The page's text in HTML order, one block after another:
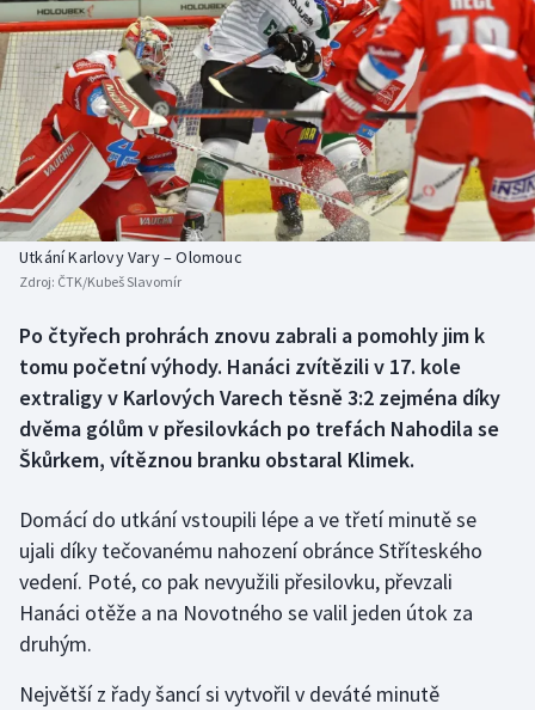
Americký fotbal
Baseball a softbal
Basketbal
Biatlon
Boby a skeleton
Box
Curling
Dostihy
Futsal
Golf
NEPŘEHLÉDNĚTE
Soutěže
Historické návraty
Aplikace ČT sport
AZ kvíz
Utkání Karlovy Vary – Olomouc
Zdroj: ČTK/Kubeš Slavomír
Po čtyřech prohrách znovu zabrali a pomohly jim k
tomu početní výhody. Hanáci zvítězili v 17. kole
extraligy v Karlových Varech těsně 3:2 zejména díky
dvěma gólům v přesilovkách po trefách Nahodila se
Škůrkem, vítěznou branku obstaral Klimek.
Domácí do utkání vstoupili lépe a ve třetí minutě se
ujali díky tečovanému nahození obránce Stříteského
vedení. Poté, co pak nevyužili přesilovku, převzali
Hanáci otěže a na Novotného se valil jeden útok za
druhým.
Největší z řady šancí si vytvořil v deváté minutě